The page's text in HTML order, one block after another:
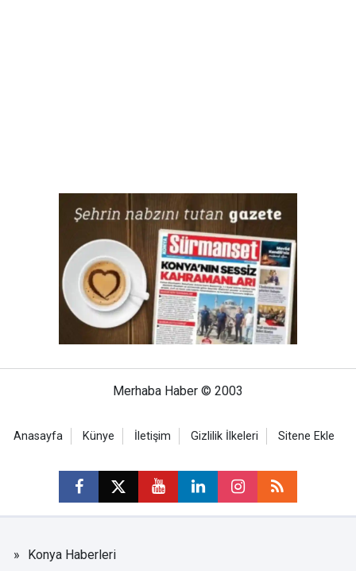
Merhaba Haber © 2003
Anasayfa Künye İletişim Gizlilik İlkeleri Sitene Ekle
Konya Haberleri